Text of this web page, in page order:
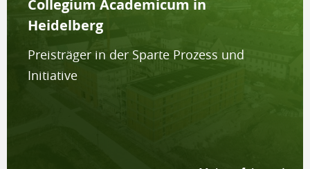
Collegium Academicum in
Heidelberg
Preisträger in der Sparte Prozess und
Initiative